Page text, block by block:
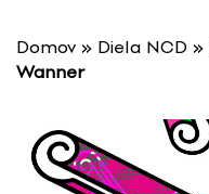
Domov » Diela NCD »
Wanner